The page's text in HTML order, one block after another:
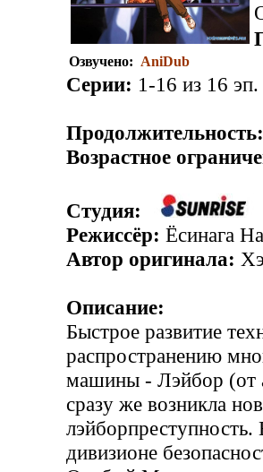
Озвучено: AniDub
Серии: 1-16 из 16 эп.
Продолжительность:
Возрастное
Студия:
Режиссёр: Ёсинага
Автор оригинала:
Описание:
Быстрое развитие
распространению
машины - Лэйбор (от
сразу же возникла
дивизионе